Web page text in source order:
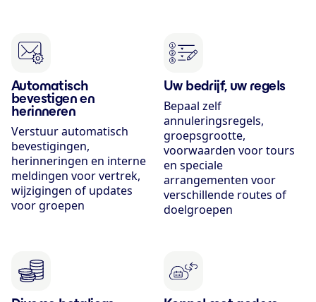
Automatisch
bevestigen en
herinneren
Verstuur automatisch
bevestigingen,
herinneringen en interne
meldingen voor vertrek,
wijzigingen of updates
voor groepen
Uw bedrijf, uw regels
Bepaal zelf
annuleringsregels,
groepsgrootte,
voorwaarden voor tours
en speciale
arrangementen voor
verschillende routes of
doelgroepen